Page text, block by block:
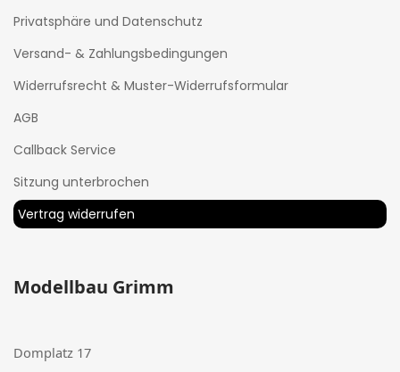
Privatsphäre und Datenschutz
Versand- & Zahlungsbedingungen
Widerrufsrecht & Muster-Widerrufsformular
AGB
Callback Service
Sitzung unterbrochen
Vertrag widerrufen
Modellbau Grimm
Domplatz 17